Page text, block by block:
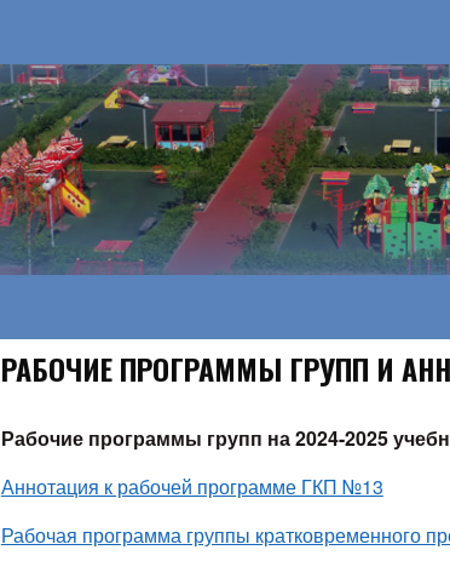
РАБОЧИЕ ПРОГРАММЫ ГРУПП И
Рабочие программы групп на 2024-2025
Аннотация к рабочей программе ГКП №13
Рабочая программа группы кратковременного